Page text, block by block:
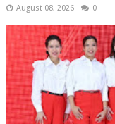
August 08, 2026 0